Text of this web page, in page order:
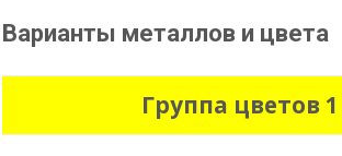
Варианты металлов и цвета
Группа цветов 1